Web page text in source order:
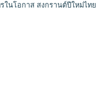
ในโอกาส สงกรานต์ปีใหม่ไทย